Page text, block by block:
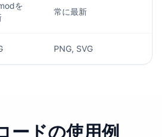
を
常に最新
PNG, SVG
ードの使用例